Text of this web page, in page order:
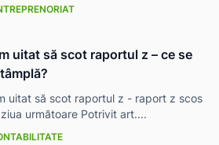
uitat să scot raportul z – ce se
uitat să scot raportul z - raport z scos
următoare Potrivit art....